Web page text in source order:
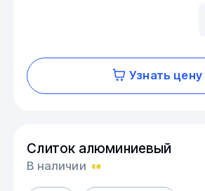
Узнать цену
Слиток алюминиевый
В наличии